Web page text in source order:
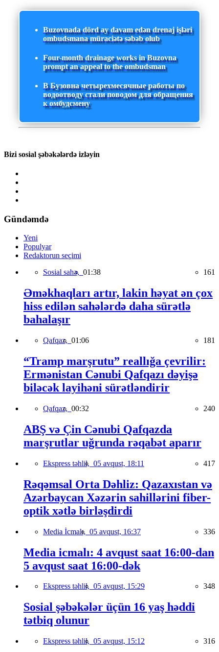
Buzovnada dörd ay davam edən drenaj işləri
ombudsmana müraciətə səbəb olub
Four-month drainage works in Buzovna
prompt an appeal to the ombudsman
В Бузовна четырехмесячные работы по
водоотводу стали поводом для обращения
к омбудсмену
Bizi sosial şəbəkələrdə izləyin
Gündəmdə
Yeni
Populyar
Redaktorun seçimi
Sosial sahə, 01:38 161
Əməkhaqları artır, lakin həyat ən çox
hiss edilən sahələrdə daha sürətlə
bahalaşır
Qafqaz, 01:06 181
“Tramp marşrutu” reallığa çevrilir:
Ermənistan Cənubi Qafqazı dəyişə
biləcək layihəni sürətləndirir
Qafqaz, 00:32 240
ABŞ və Çin Cənubi Qafqazda
marşrutlar uğrunda rəqabət aparır
Ekspress təhlil, 05 avqust, 18:11 417
Rəqəmsal Orta Dəhliz: Qazaxıstan və
Azərbaycan Xəzərin sahillərini fiber-
optik xətlə birləşdirdi
Media İcmalı, 05 avqust, 16:37 336
Media icmalı: 4 avqust saat 16:00-dan
5 avqust saat 16:00-dək
Ekspress təhlil, 05 avqust, 15:29 348
Sosial şəbəkələr üçün 16 yaş həddi
tətbiq olunur
Ekspress təhlil, 05 avqust, 15:12 316